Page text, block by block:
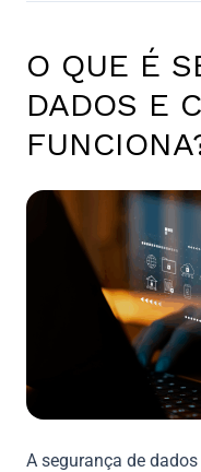
O QUE É
DADOS E
A segurança de